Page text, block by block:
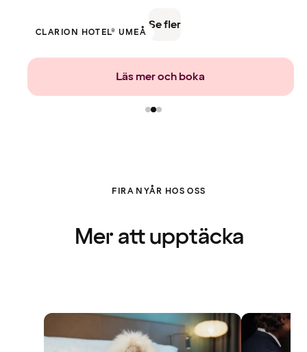
Se fler
CLARION HOTEL® UMEÅ
Läs mer och boka
FIRA NYÅR HOS OSS
Mer att upptäcka